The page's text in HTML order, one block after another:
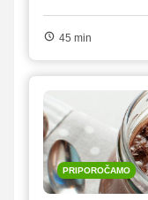
45 min
PRIPOROČAMO